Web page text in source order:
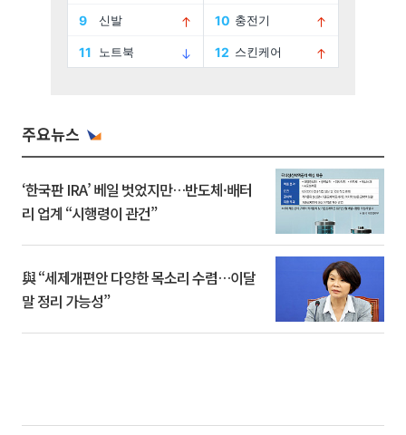
주요뉴스
‘한국판 IRA’ 베일 벗었지만…반도체·배터
리 업계 “시행령이 관건”
與 “세제개편안 다양한 목소리 수렴…이달
말 정리 가능성”